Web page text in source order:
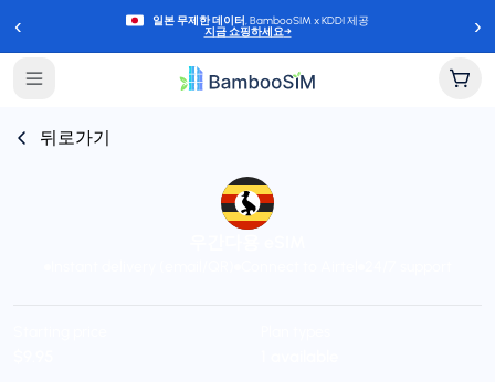
‹ 일본 무제한 데이터, BambooSIM x KDDI 제공
지금 쇼핑하세요→ ›
뒤로가기